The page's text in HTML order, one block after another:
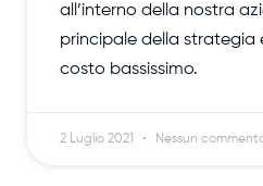
all’interno della nostra
principale della strategia
costo bassissimo.
2 Luglio 2021 Nessun